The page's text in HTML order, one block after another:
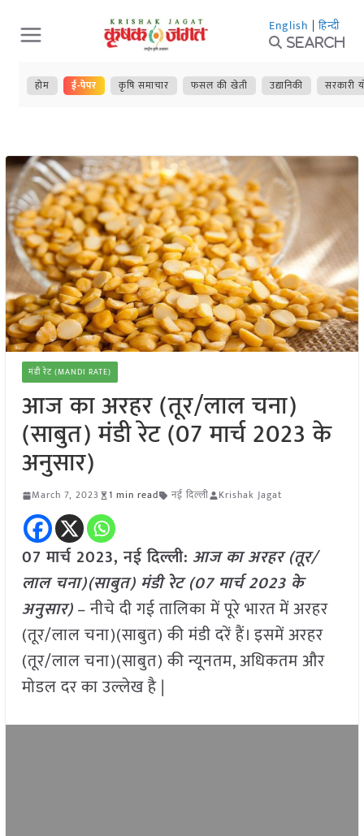
Skip
to
content
English | हिन्दी
Search
होम ई-पेपर कृषि समाचार फसल की खेती उद्यानिकी सरकारी
मंडी रेट (MANDI RATE)
आज का अरहर (तूर/लाल चना)
(साबुत) मंडी रेट (07 मार्च 2023 के
अनुसार)
March 7, 2023 1 min read नई दिल्ली Krishak Jagat
07 मार्च 2023, नई दिल्ली: आज का अरहर (तूर/
लाल चना)(साबुत) मंडी रेट (07 मार्च 2023के
अनुसार)– नीचे दी गई तालिका में पूरे भारत में अरहर
(तूर/लाल चना)(साबुत) की मंडी दरें हैं। इसमें अरहर
(तूर/लाल चना)(साबुत) की न्यूनतम, अधिकतम और
मोडल दर का उल्लेख है |